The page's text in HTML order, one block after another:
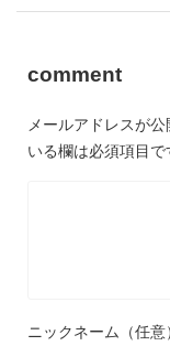
comment
メールアドレスが公
いる欄は必須項目で
ニックネーム（任意